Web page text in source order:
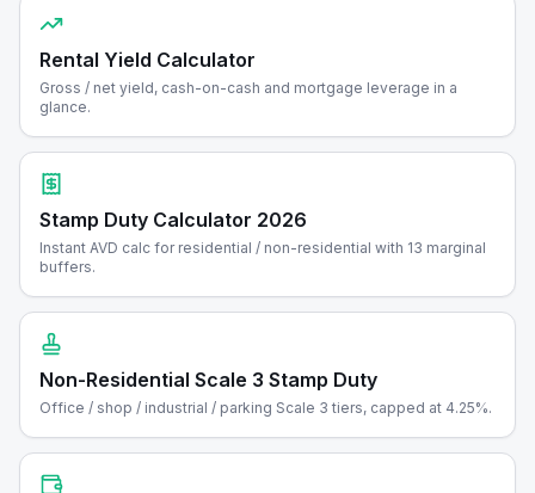
Rental Yield Calculator
Gross / net yield, cash-on-cash and mortgage leverage in a
glance.
Stamp Duty Calculator 2026
Instant AVD calc for residential / non-residential with 13 marginal
buffers.
Non-Residential Scale 3 Stamp Duty
Office / shop / industrial / parking Scale 3 tiers, capped at 4.25%.